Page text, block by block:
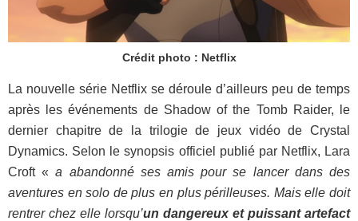
Crédit photo : Netflix
La nouvelle série Netflix se déroule d’ailleurs peu de temps
après les événements de Shadow of the Tomb Raider, le
dernier chapitre de la trilogie de jeux vidéo de Crystal
Dynamics. Selon le synopsis officiel publié par Netflix, Lara
Croft «a abandonné ses amis pour se lancer dans des
aventures en solo de plus en plus périlleuses. Mais elle doit
rentrer chez elle lorsqu’un dangereux et puissant artefact